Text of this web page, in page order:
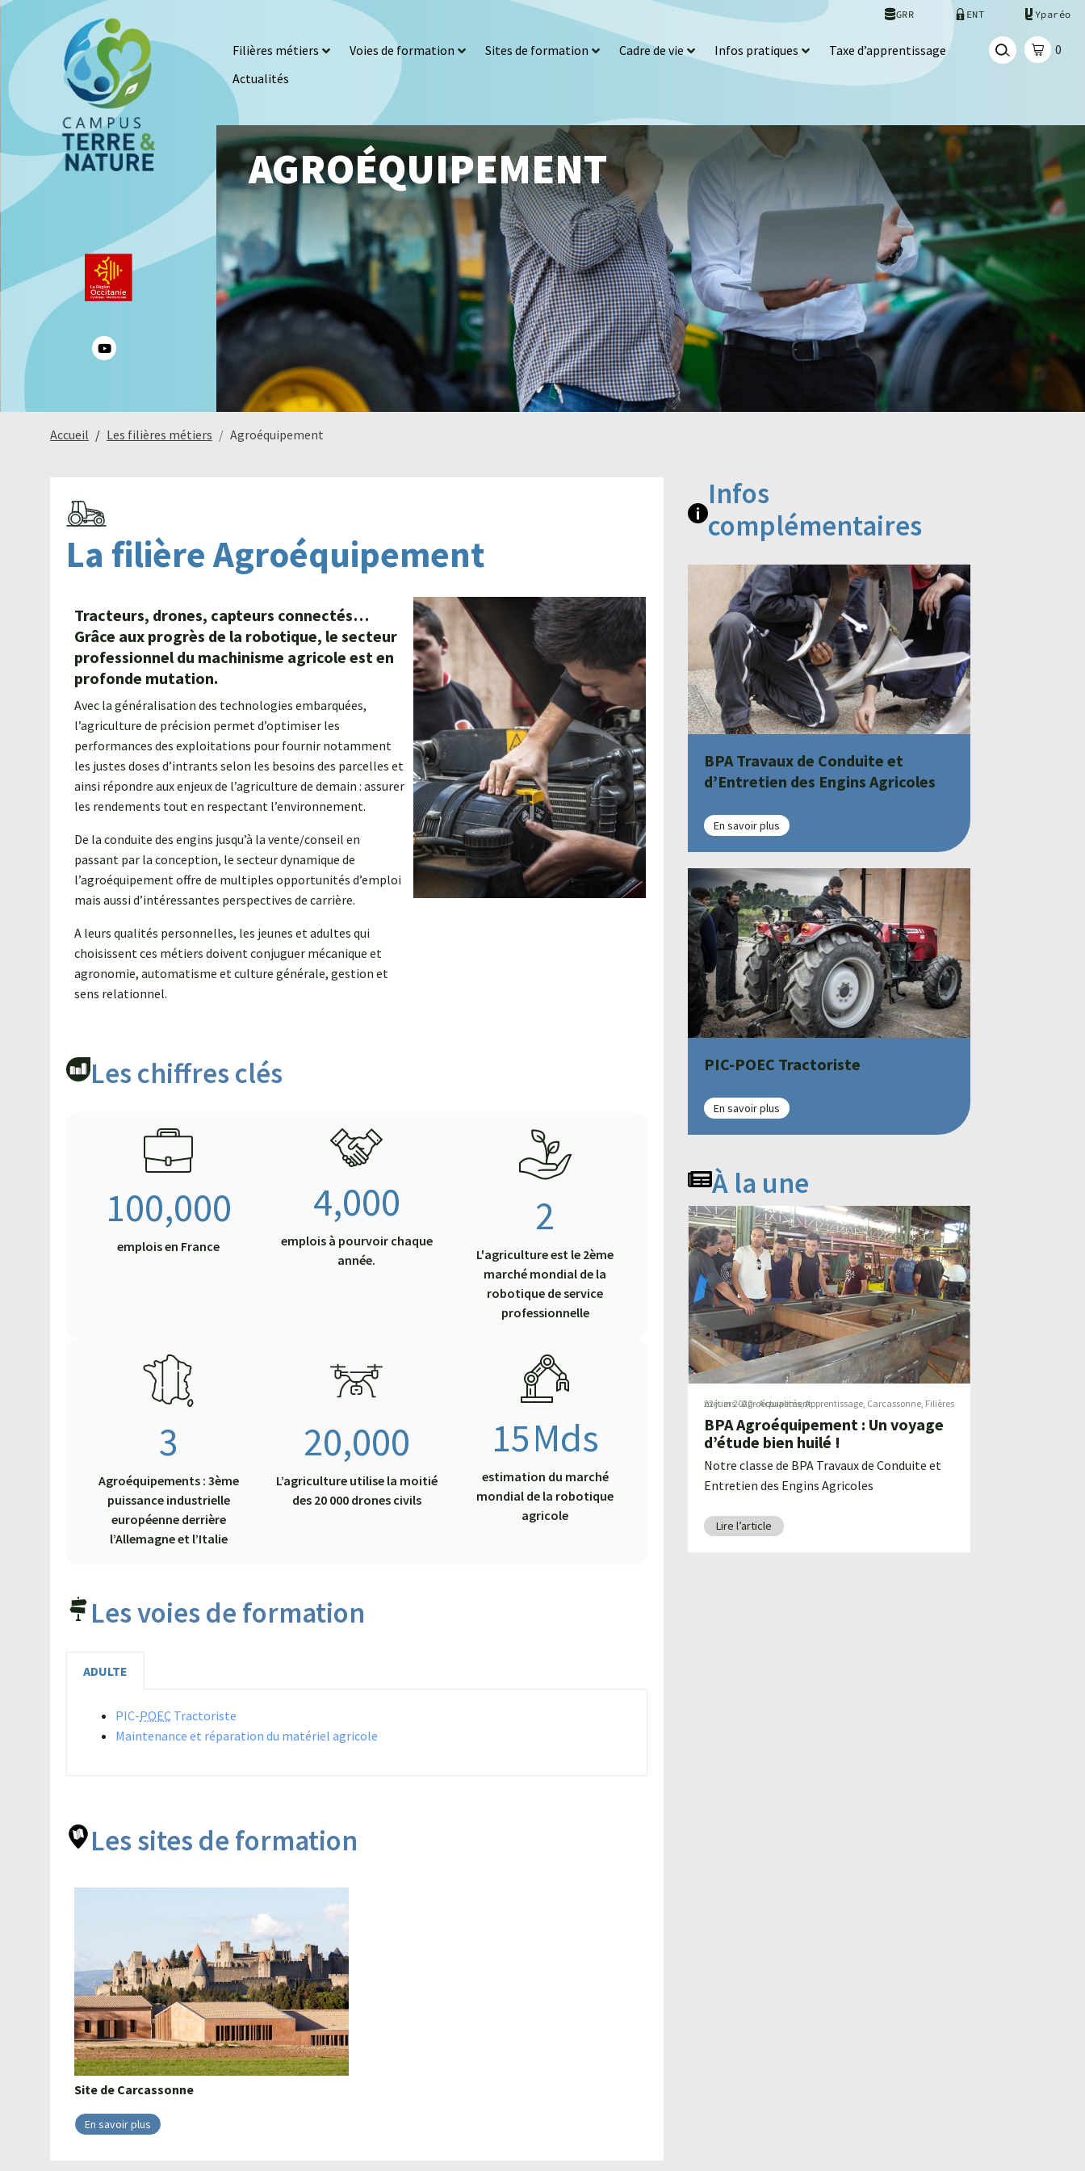
GRR ENT Yparéo
Filières métiers Voies de formation Sites de formation Cadre de vie Infos pratiques
Taxe d’apprentissage
Actualités
0
AGROÉQUIPEMENT
Accueil Les filières métiers Agroéquipement
La filière Agroéquipement
Tracteurs, drones, capteurs connectés…
Grâce aux progrès de la robotique, le secteur
professionnel du machinisme agricole est en
profonde mutation.
Avec la généralisation des technologies embarquées,
l’agriculture de précision permet d’optimiser les
performances des exploitations pour fournir notamment
les justes doses d’intrants selon les besoins des parcelles et
ainsi répondre aux enjeux de l’agriculture de demain : assurer
les rendements tout en respectant l’environnement.
De la conduite des engins jusqu’à la vente/conseil en
passant par la conception, le secteur dynamique de
l’agroéquipement offre de multiples opportunités d’emploi
mais aussi d’intéressantes perspectives de carrière.
A leurs qualités personnelles, les jeunes et adultes qui
choisissent ces métiers doivent conjuguer mécanique et
agronomie, automatisme et culture générale, gestion et
sens relationnel.
Les chiffres clés​
100,000
emplois en France
4,000
emplois à pourvoir chaque
année.
2
L'agriculture est le 2ème
marché mondial de la
robotique de service
professionnelle
3
Agroéquipements : 3ème
puissance industrielle
européenne derrière
l’Allemagne et l’Italie
20,000
L’agriculture utilise la moitié
des 20 000 drones civils
15Mds
estimation du marché
mondial de la robotique
agricole
Les voies de formation
ADULTE
PIC-POEC Tractoriste
Maintenance et réparation du matériel agricole
Les sites de formation
Site de Carcassonne
En savoir plus
Infos
complémentaires
BPA Travaux de Conduite et
d’Entretien des Engins Agricoles
En savoir plus
PIC-POEC Tractoriste
En savoir plus
À la une
22 juin 2020-Actualités,Apprentissage, Carcassonne,
Filières métiers-Agroéquipement
BPA Agroéquipement : Un voyage
d’étude bien huilé !
Notre classe de BPA Travaux de Conduite et
Entretien des Engins Agricoles
Lire l’article